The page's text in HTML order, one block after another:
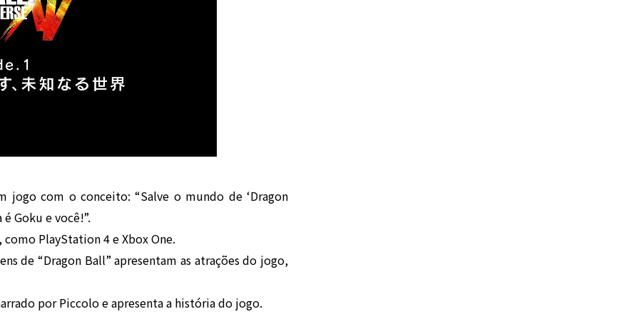
jogo com o conceito: “Salve o mundo de ‘Dragon
Goku e você!”.
PlayStation 4 e Xbox One.
de “Dragon Ball” apresentam as atrações do jogo,
por Piccolo e apresenta a história do jogo.